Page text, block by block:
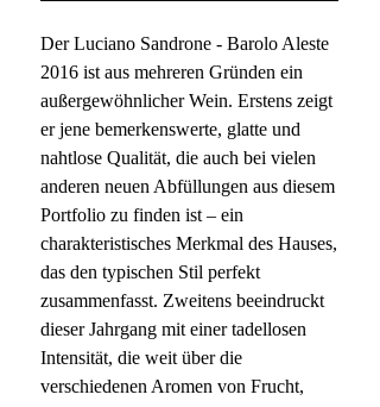
Der Luciano Sandrone - Barolo Aleste
2016 ist aus mehreren Gründen ein
außergewöhnlicher Wein. Erstens zeigt
er jene bemerkenswerte, glatte und
nahtlose Qualität, die auch bei vielen
anderen neuen Abfüllungen aus diesem
Portfolio zu finden ist – ein
charakteristisches Merkmal des Hauses,
das den typischen Stil perfekt
zusammenfasst. Zweitens beeindruckt
dieser Jahrgang mit einer tadellosen
Intensität, die weit über die
verschiedenen Aromen von Frucht,